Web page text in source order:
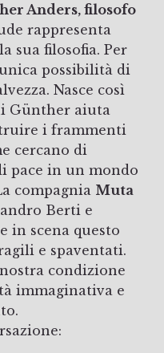
Anders, filosofo
rappresenta
sua filosofia. Per
possibilità di
Nasce così
Günther aiuta
i frammenti
cercano di
pace in un mondo
compagnia Muta
Berti e
in scena questo
e spaventati.
condizione
immaginativa e